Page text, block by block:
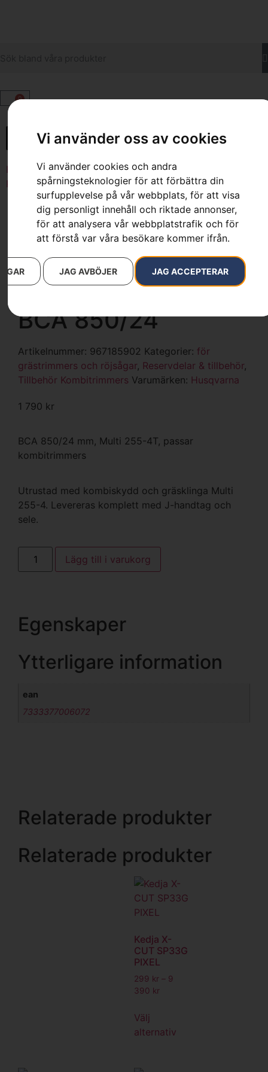
Vi använder oss av cookies
Vi använder cookies och andra
spårningsteknologier för att förbättra din
surfupplevelse på vår webbplats, för att visa
dig personligt innehåll och riktade annonser,
för att analysera vår webbplatstrafik och för
att förstå var våra besökare kommer ifrån.
JAG ACCEPTERAR
JAG AVBÖJER
0
Hem »Webbutik» Trädgård»Grästrimmers
Kombitrimmers»Gräsklinga med rigg BCA 850/24
Gräsklinga med rigg
BCA 850/24
Artikelnummer: 967185902 Kategorier: för
grästrimmers och röjsågar, Reservdelar & tillbehör,
Tillbehör Kombitrimmers Varumärken: Husqvarna
1 790 kr
BCA 850/24 mm, Multi 255-4T, passar
kombitrimmers
Utrustad med kombiskydd och gräsklinga Multi
255-4. Levereras komplett med J-handtag och
sele.
Lägg till i varukorg
Egenskaper
Ytterligare information
ean
7333377006072
Relaterade produkter
Relaterade produkter
Kedja X-
CUT SP33G
PIXEL
299 kr – 9
390 kr
Välj
alternativ